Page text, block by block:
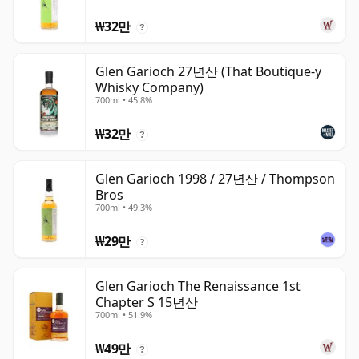
₩32만 ?
Glen Garioch 27년산 (That Boutique-y
Whisky Company)
700ml • 45.8%
₩32만 ?
Glen Garioch 1998 / 27년산 / Thompson
Bros
700ml • 49.3%
₩29만 ?
Glen Garioch The Renaissance 1st
Chapter S 15년산
700ml • 51.9%
₩49만 ?